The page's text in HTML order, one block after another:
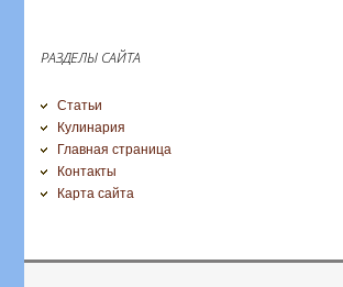
РАЗДЕЛЫ САЙТА
Статьи
Кулинария
Главная страница
Контакты
Карта сайта